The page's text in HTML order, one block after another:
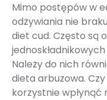
Mimo postępów w
odżywiania nie
diet cud. Często są
Należy do nich
dieta arbuzowa.
korzystnie wpłynąć